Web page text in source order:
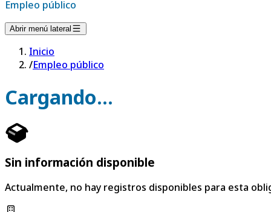
Empleo público
Abrir menú lateral
Inicio
/Empleo público
Cargando...
Sin información disponible
Actualmente, no hay registros disponibles para esta